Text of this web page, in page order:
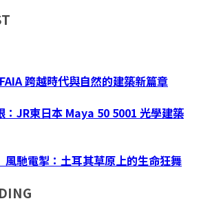
跨越時代與自然的建築新篇章
：JR東日本 Maya 50 5001 光學建築
風馳電掣：土耳其草原上的生命狂舞